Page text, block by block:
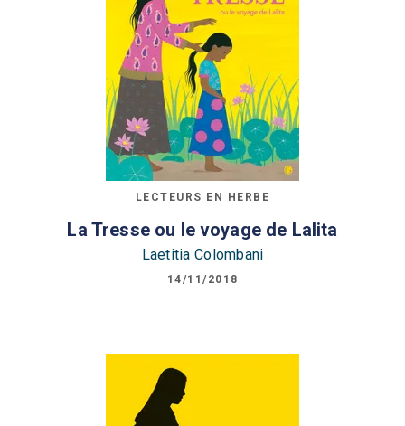
LECTEURS EN HERBE
La Tresse ou le voyage de Lalita
Laetitia Colombani
14/11/2018